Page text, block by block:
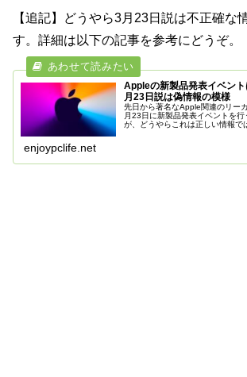
【追記】どうやら3月23日説は不正確な
す。詳細は以下の記事を参考にどうぞ。
Appleの新製品発表イベン
月23日説は偽情報の模様
先日から著名なApple関連のリー
月23日に新製品発表イベントを
が、どうやらこれは正しい情報で
enjoypclife.net